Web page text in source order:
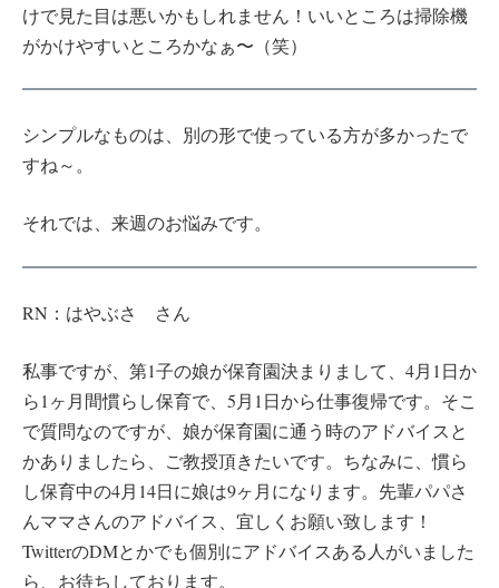
けで見た目は悪いかもしれません！いいところは掃除機
がかけやすいところかなぁ〜（笑）
シンプルなものは、別の形で使っている方が多かったで
すね～。
それでは、来週のお悩みです。
RN：はやぶさ さん
私事ですが、第1子の娘が保育園決まりまして、4月1日か
ら1ヶ月間慣らし保育で、5月1日から仕事復帰です。そこ
で質問なのですが、娘が保育園に通う時のアドバイスと
かありましたら、ご教授頂きたいです。ちなみに、慣ら
し保育中の4月14日に娘は9ヶ月になります。先輩パパさ
んママさんのアドバイス、宜しくお願い致します！
TwitterのDMとかでも個別にアドバイスある人がいました
ら、お待ちしております。